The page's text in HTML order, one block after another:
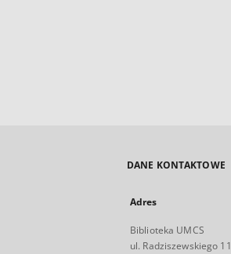
DANE KONTAKTOWE
Adres
Biblioteka UMCS
ul. Radziszewskiego 11